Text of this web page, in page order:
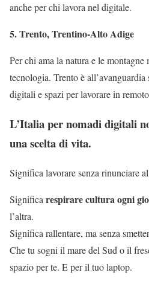
anche per chi lavora nel digitale.
5. Trento, Trentino-Alto Adige
Per chi ama la natura e le
tecnologia. Trento è
digitali e spazi per lavorare in remoto
L’Italia per nomadi digitali
una scelta di vita.
Significa lavorare senza rinunciare
Significa respirare cultura ogni
l’altra.
Significa rallentare, ma senza
Che tu sogni il mare del Sud o il
spazio per te. E per il tuo laptop.